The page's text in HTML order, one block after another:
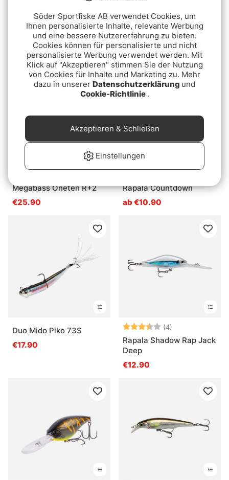
Bewertung: (4)5.0 von 5 Sternen
Turus Ukko Pro Wobbler
20cm, 56g
€25.90
Bewertung:(49)
Rapala Shadow Rap
ab €9.90
Megabass Oneten R+2
€25.90
Rapala Countdown
ab €10.90
Duo Mido Piko 73S
€17.90
Bewertung:(4)
Rapala Shadow Rap Jack
Deep
€12.90
Söder Sportfiske AB verwendet Cookies, um
Ihnen personalisierte Inhalte, relevante Werbung
und eine bessere Nutzererfahrung zu bieten.
Cookies können für personalisierte und nicht
personalisierte Werbung verwendet werden. Mit
Klick auf "Akzeptieren" stimmen Sie der Nutzung
von Cookies für Inhalte und Marketing zu. Mehr
dazu in unserer Datenschutzerklärung und
Cookie-Richtlinie .
Einstellungen
Akzeptieren & Schließen